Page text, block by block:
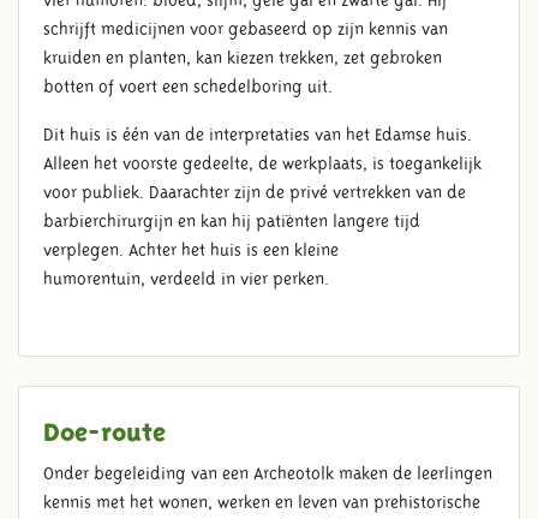
BARBIERCHIRURGIJN
schrijft medicijnen voor gebaseerd op zijn kennis van
kruiden en planten, kan kiezen trekken, zet gebroken
botten of voert een schedelboring uit.
Dit huis is één van de interpretaties van het Edamse huis.
Alleen het voorste gedeelte, de werkplaats, is toegankelijk
voor publiek. Daarachter zijn de privé vertrekken van de
barbierchirurgijn en kan hij patiënten langere tijd
verplegen. Achter het huis is een kleine
humorentuin, verdeeld in vier perken.
Doe-route
Onder begeleiding van een Archeotolk maken de leerlingen
kennis met het wonen, werken en leven van prehistorische